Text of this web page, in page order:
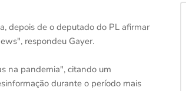
depois de o deputado do PL afirmar
respondeu Gayer.
na pandemia", citando um
durante o período mais